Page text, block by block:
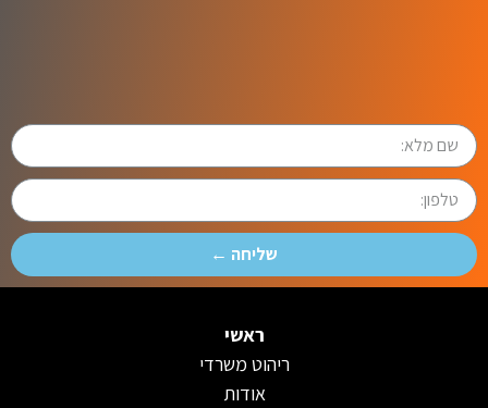
שליחה ←
ראשי
ריהוט משרדי
אודות